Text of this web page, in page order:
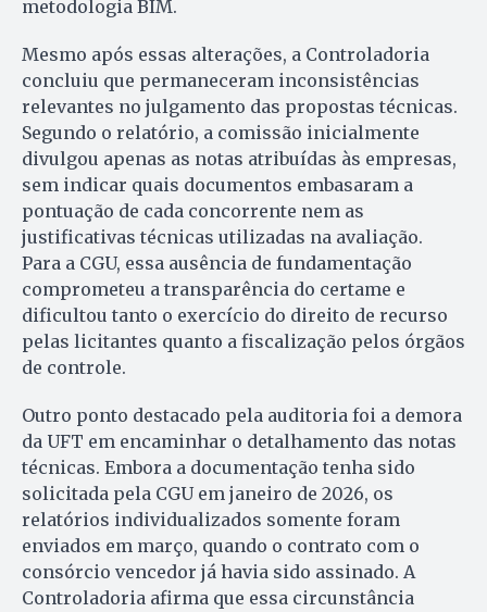
metodologia BIM.
Mesmo após essas alterações, a Controladoria
concluiu que permaneceram inconsistências
relevantes no julgamento das propostas técnicas.
Segundo o relatório, a comissão inicialmente
divulgou apenas as notas atribuídas às empresas,
sem indicar quais documentos embasaram a
pontuação de cada concorrente nem as
justificativas técnicas utilizadas na avaliação.
Para a CGU, essa ausência de fundamentação
comprometeu a transparência do certame e
dificultou tanto o exercício do direito de recurso
pelas licitantes quanto a fiscalização pelos órgãos
de controle.
Outro ponto destacado pela auditoria foi a demora
da UFT em encaminhar o detalhamento das notas
técnicas. Embora a documentação tenha sido
solicitada pela CGU em janeiro de 2026, os
relatórios individualizados somente foram
enviados em março, quando o contrato com o
consórcio vencedor já havia sido assinado. A
Controladoria afirma que essa circunstância